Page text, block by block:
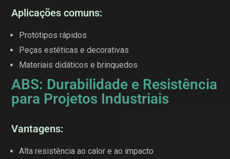
Aplicações comuns:
Protótipos rápidos
Peças estéticas e decorativas
Materiais didáticos e brinquedos
ABS: Durabilidade e Resistência
para Projetos Industriais
Vantagens:
Alta resistência ao calor e ao impacto